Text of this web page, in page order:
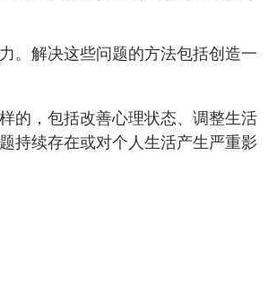
。解决这些问题的方法包括创造一
的，包括改善心理状态、调整生活
持续存在或对个人生活产生严重影